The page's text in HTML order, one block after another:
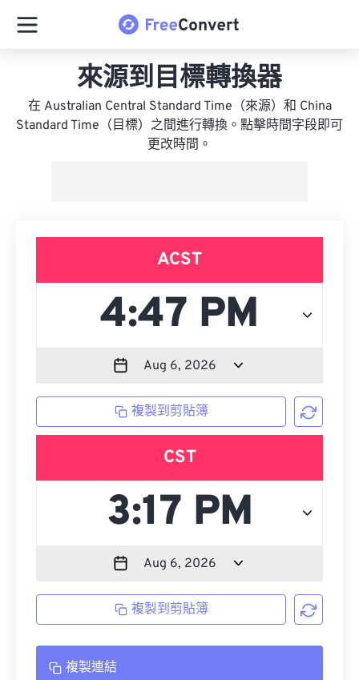
來源到目標轉換器
在 Australian Central Standard Time（來源）和 China
Standard Time（目標）之間進行轉換。點擊時間字段即可
更改時間。
ACST
複製到剪貼簿
CST
複製到剪貼簿
複製連結